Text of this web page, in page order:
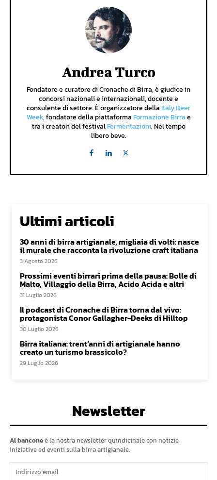
Andrea Turco
Fondatore e curatore di Cronache di Birra, è giudice in
concorsi nazionali e internazionali, docente e
consulente di settore. È organizzatore della Italy Beer
Week, fondatore della piattaforma Formazione Birrae
tra i creatori del festivalFermentazioni. Nel tempo
libero beve.
Ultimi articoli
30 anni di birra artigianale, migliaia di volti: nasce
il murale che racconta la rivoluzione craft italiana
3 Agosto 2026
Prossimi eventi birrari prima della pausa: Bolle di
Malto, Villaggio della Birra, Acido Acida e altri
31 Luglio 2026
Il podcast di Cronache di Birra torna dal vivo:
protagonista Conor Gallagher-Deeks di Hilltop
30 Luglio 2026
Birra italiana: trent’anni di artigianale hanno
creato un turismo brassicolo?
29 Luglio 2026
Newsletter
Al banconeè la nostra newsletter quindicinale con notizie,
iniziative ed eventi sulla birra artigianale.